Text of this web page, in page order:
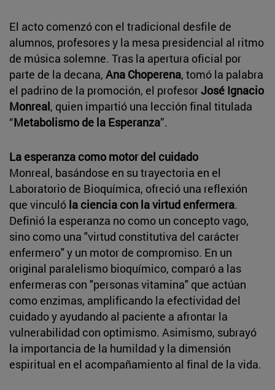
El acto comenzó con el tradicional desfile de
alumnos, profesores y la mesa presidencial al ritmo
de música solemne. Tras la apertura oficial por
parte de la decana, Ana Choperena, tomó la palabra
el padrino de la promoción, el profesorJosé Ignacio
Monreal, quien impartió una lección final titulada
“Metabolismo de la Esperanza”.
La esperanza como motor del cuidado
Monreal, basándose en su trayectoria en el
Laboratorio de Bioquímica, ofreció una reflexión
que vinculó la ciencia con la virtud enfermera.
Definió la esperanza no como un concepto vago,
sino como una "virtud constitutiva del carácter
enfermero" y un motor de compromiso. En un
original paralelismo bioquímico, comparó a las
enfermeras con "personas vitamina" que actúan
como enzimas, amplificando la efectividad del
cuidado y ayudando al paciente a afrontar la
vulnerabilidad con optimismo. Asimismo, subrayó
la importancia de la humildad y la dimensión
espiritual en el acompañamiento al final de la vida.